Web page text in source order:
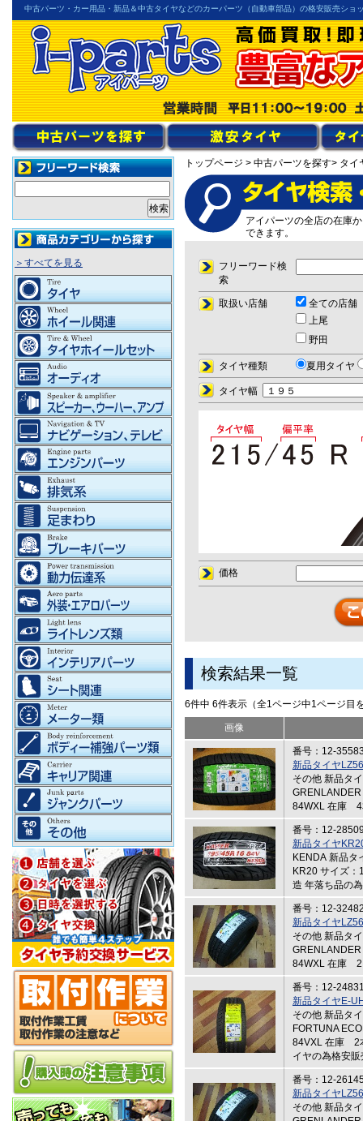
中古パーツ・カー用品・新品＆中古タイヤなどのカーパーツ（自動車部品）の格安販売ショ
トップページ > 中古パーツを探す> タイ
アイパーツの全店の在庫
できます。
フリーワード検
索
取扱い店舗
全ての店舗
上尾
野田
タイヤ種類 夏用タイヤ
タイヤ幅
価格
検索結果一覧
6件中 6件表示（全1ページ中1ページ目
画像
番号：12-
新品タイヤ
その他 新品タ
84WXL 在庫 4
番号：12-
新品タイヤ
KENDA 新品タ
KR20 サイズ
造 年落ち品の
番号：12-
新品タイヤ
その他 新品タ
84WXL 在庫 2
番号：12-
新品タイヤE-
その他 新品タ
FORTUNA
84VXL 在庫 2
イヤの為格安
番号：12-
新品タイヤ
その他 新品タ
＞すべてを見る